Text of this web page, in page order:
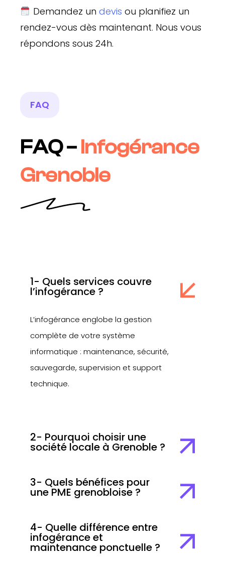
Demandez un devis ou planifiez un
rendez-vous dès maintenant. Nous vous
répondons sous 24h.
FAQ
FAQ –Infogérance
Grenoble
1- Quels services couvre
l’infogérance ?
L’infogérance englobe la gestion
complète de votre système
informatique : maintenance, sécurité,
sauvegarde, supervision et support
technique.
2- Pourquoi choisir une
société locale à Grenoble ?
3- Quels bénéfices pour
une PME grenobloise ?
4- Quelle différence entre
infogérance et
maintenance ponctuelle ?